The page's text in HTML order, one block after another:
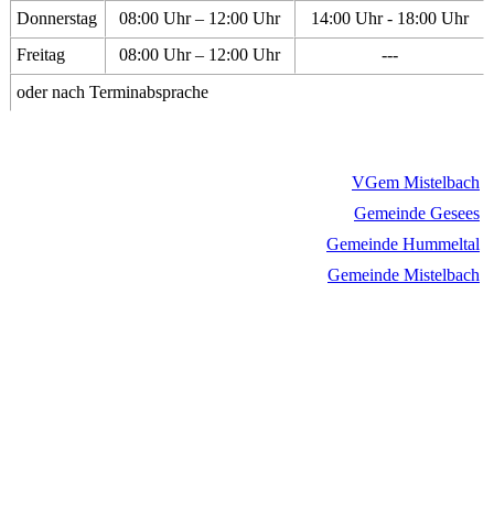
Donnerstag
08:00 Uhr – 12:00 Uhr
14:00 Uhr - 18:00 Uhr
Freitag
08:00 Uhr – 12:00 Uhr
---
oder nach Terminabsprache
VGem Mistelbach
Gemeinde Gesees
Gemeinde Hummeltal
Gemeinde Mistelbach